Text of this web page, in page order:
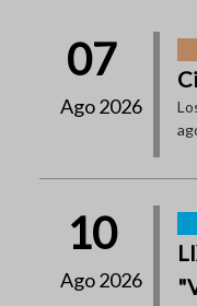
07
Ago 2026
10
Ago 2026